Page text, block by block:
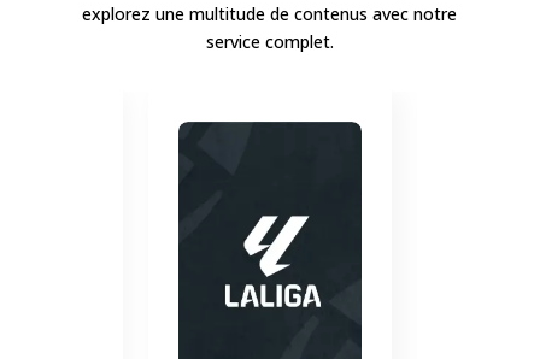
explorez une multitude de contenus avec notre
service complet.